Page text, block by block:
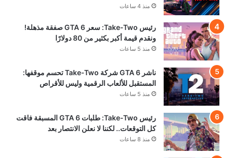
منذ 4 ساعات
رئيس Take-Two: سعر GTA 6 صفقة مذهلة!
ونقدم قيمة أكبر بكثير من 80 دولارًا
منذ 5 ساعات
ناشر GTA 6 شركة Take-Two تحسم موقفها:
المستقبل للألعاب الرقمية وليس للأقراص
منذ 5 ساعات
رئيس Take-Two: طلبات GTA 6 المسبقة فاقت
كل التوقعات.. لكننا لا نعلن الانتصار بعد
منذ 8 ساعات